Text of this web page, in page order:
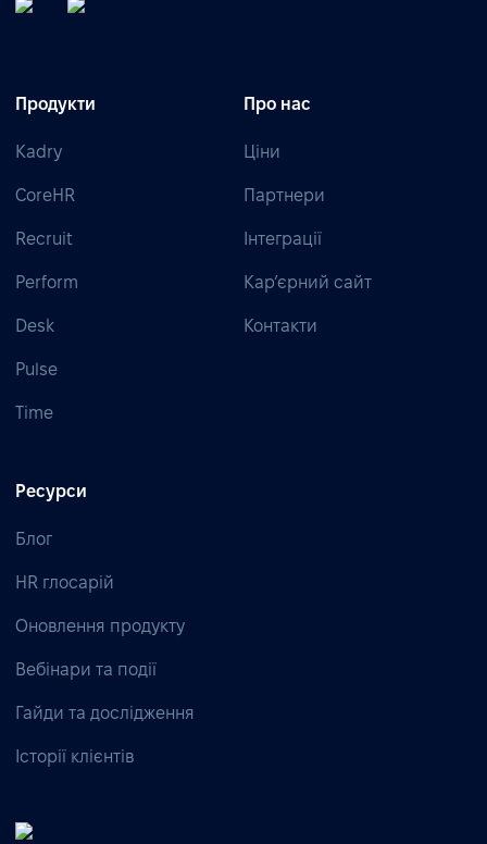
Продукти
Kadry
CoreHR
Recruit
Perform
Desk
Pulse
Time
Про нас
Ціни
Партнери
Інтеграції
Кар’єрний сайт
Контакти
Ресурси
Блог
HR глосарій
Оновлення продукту
Вебінари та події
Гайди та дослідження
Історії клієнтів